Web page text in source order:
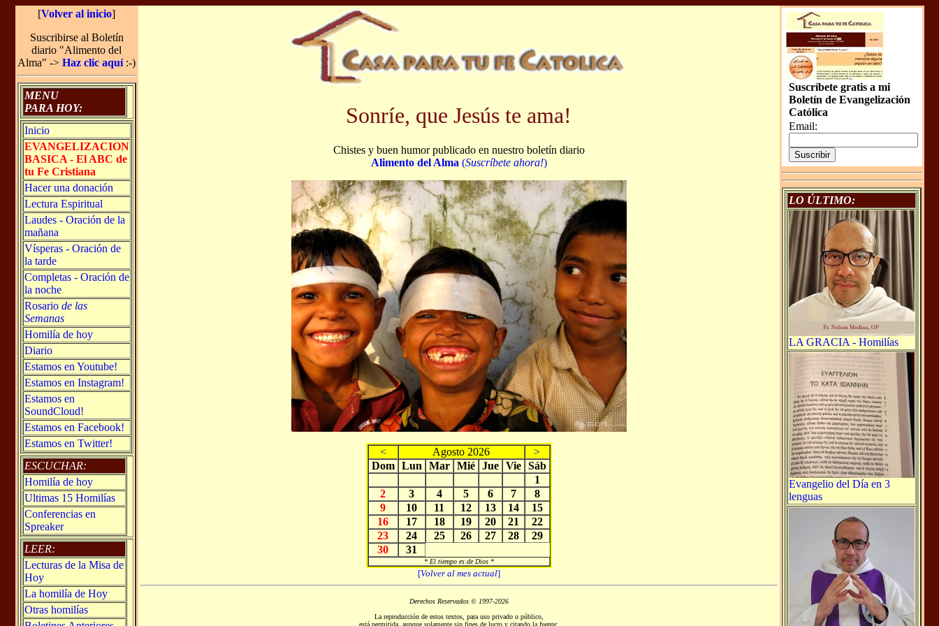
[Volver al inicio]
Suscribirse al Boletín
diario "Alimento del
Alma" -> Haz clic aquí:-)
MENU
PARA HOY:
Inicio
EVANGELIZACION
BASICA - El ABC de
tu Fe Cristiana
Hacer una donación
Lectura Espiritual
Laudes - Oración de la
mañana
Vísperas - Oración de
la tarde
Completas - Oración de
la noche
Rosario de las
Semanas
Homilía de hoy
Diario
Estamos en Youtube!
Estamos en Instagram!
Estamos en
SoundCloud!
Estamos en Facebook!
Estamos en Twitter!
ESCUCHAR:
Homilía de hoy
Ultimas 15 Homilías
Conferencias en
Spreaker
LEER:
Lecturas de la Misa de
Hoy
La homilía de Hoy
Otras homilías
Sonríe, que Jesús te ama!
Chistes y buen humor publicado en nuestro boletín diario
Alimento del Alma (Suscríbete ahora!)
< Agosto 2026
>
Dom Lun Mar Mié Jue Vie Sáb
1
2
3 4 5 6 7
8
9
10 11 12 13 14
15
16
17 18 19 20 21
22
23
24 25 26 27 28
29
30
31
* El tiempo es de Dios *
[Volver al mes actual]
Derechos Reservados © 1997-2026
La reproducción de estos textos, para uso privado o público,
está permitida, aunque solamente sin fines de lucro y citando la fuente:
Suscríbete gratis a mi
Boletín de Evangelización
Católica
Email:
LO ÚLTIMO:
LA GRACIA - Homilías
Evangelio del Día en 3
lenguas